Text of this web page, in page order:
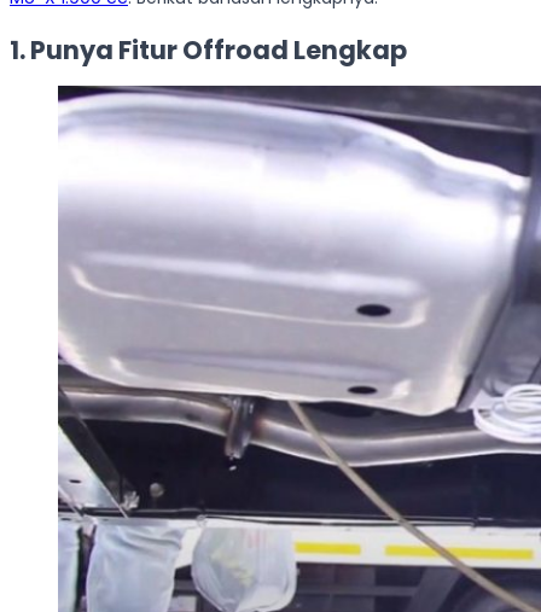
1. Punya Fitur Offroad Lengkap